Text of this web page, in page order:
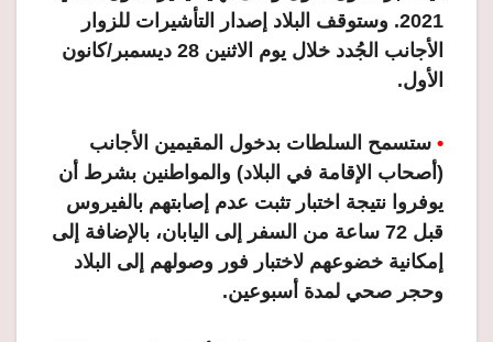
2021. وستوقف البلاد إصدار التأشيرات للزوار
الأجانب الجُدد خلال يوم الاثنين 28 ديسمبر/كانون
الأول.
• ستسمح السلطات بدخول المقيمين الأجانب
(أصحاب الإقامة في البلاد) والمواطنين بشرط أن
يوفروا نتيجة اختبار تثبت عدم إصابتهم بالفيروس
قبل 72 ساعة من السفر إلى اليابان، بالإضافة إلى
إمكانية خضوعهم لاختبار فور وصولهم إلى البلاد
وحجر صحي لمدة أسبوعين.